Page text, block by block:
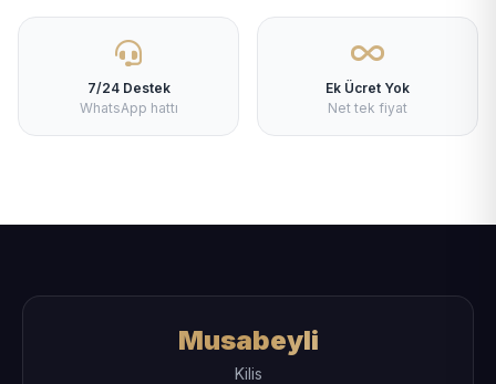
7/24 Destek
WhatsApp hattı
Ek Ücret Yok
Net tek fiyat
Musabeyli
Kilis